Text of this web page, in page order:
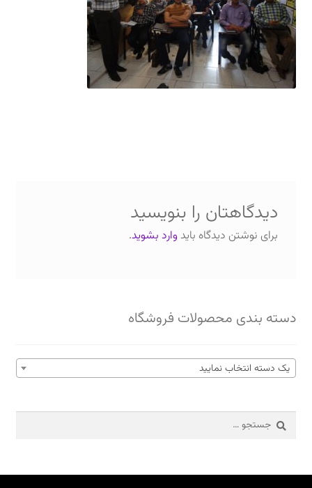
دعوت برای پروژه، تدریس و سخنرانی
ارتباط از طریق پیام‌رسان‌ها: 09373443975
دیدگاهتان را بنویسید
برای نوشتن دیدگاه باید وارد بشوید.
دسته بندی محصولات فروشگاه
یک دسته انتخاب نمایید
جستجو
برای: